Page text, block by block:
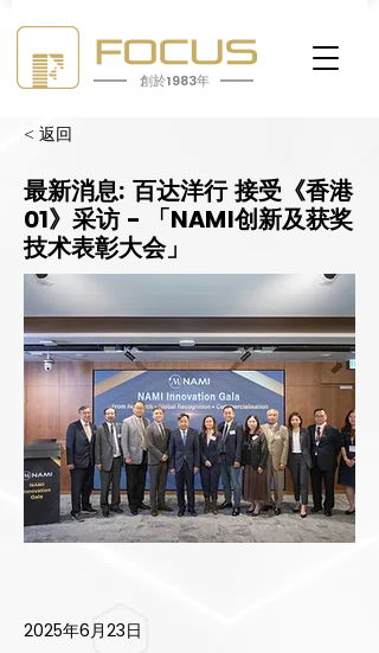
創於1983年
< 返回
最新消息: 百达洋行 接受《香港
01》采访 - 「NAMI创新及获奖
技术表彰大会」
2025年6月23日